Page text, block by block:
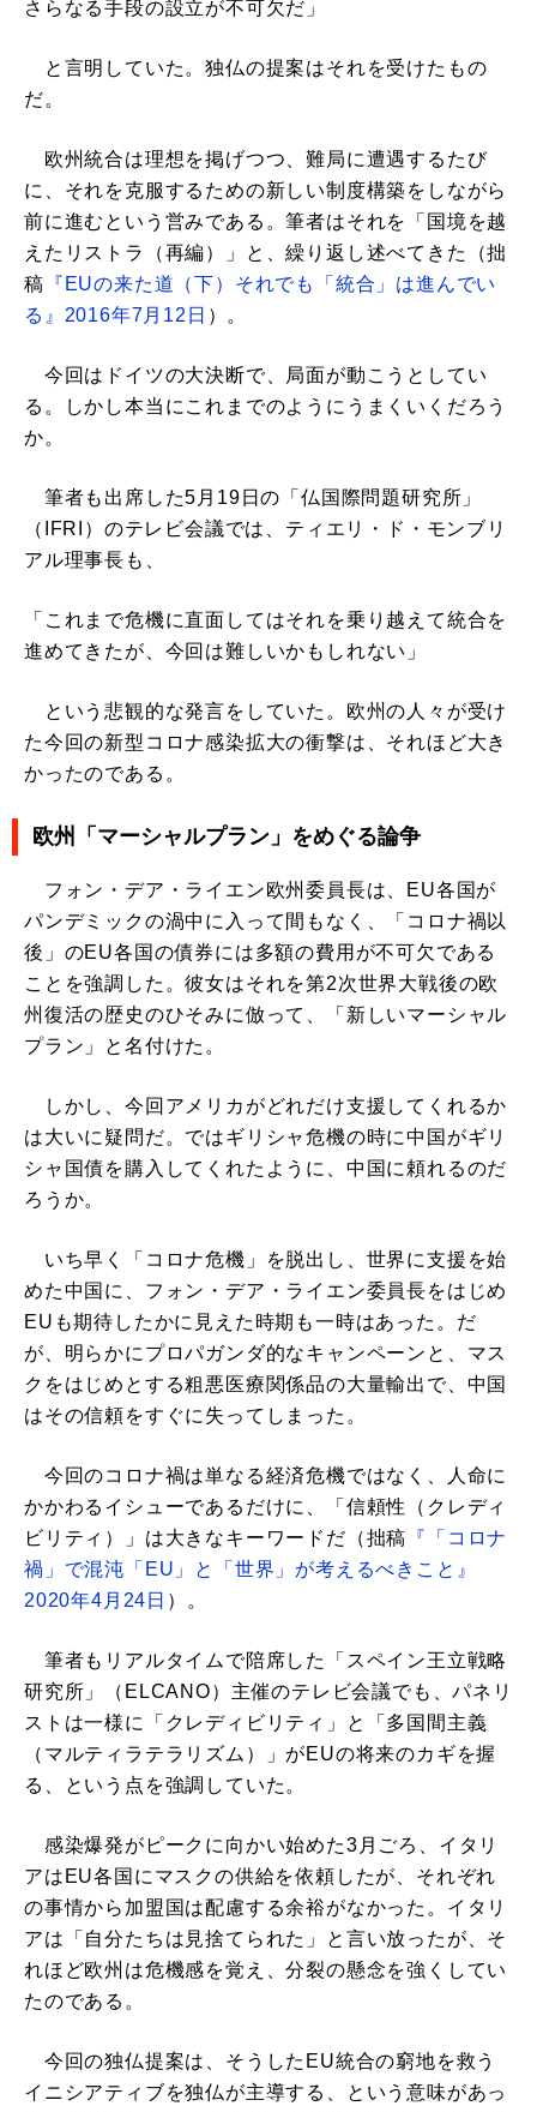
さらなる手段の設立が不可欠だ」
と言明していた。独仏の提案はそれを受けたもの
だ。
欧州統合は理想を掲げつつ、難局に遭遇するたび
に、それを克服するための新しい制度構築をしながら
前に進むという営みである。筆者はそれを「国境を越
えたリストラ（再編）」と、繰り返し述べてきた（拙
稿 『EUの来た道（下）それでも「統合」は進んでい
る』2016年7月12日 ）。
今回はドイツの大決断で、局面が動こうとしてい
る。しかし本当にこれまでのようにうまくいくだろう
か。
筆者も出席した5月19日の「仏国際問題研究所」
（IFRI）のテレビ会議では、ティエリ・ド・モンブリ
アル理事長も、
「これまで危機に直面してはそれを乗り越えて統合を
進めてきたが、今回は難しいかもしれない」
という悲観的な発言をしていた。欧州の人々が受け
た今回の新型コロナ感染拡大の衝撃は、それほど大き
かったのである。
欧州「マーシャルプラン」をめぐる論争
フォン・デア・ライエン欧州委員長は、EU各国が
パンデミックの渦中に入って間もなく、「コロナ禍以
後」のEU各国の債券には多額の費用が不可欠である
ことを強調した。彼女はそれを第2次世界大戦後の欧
州復活の歴史のひそみに倣って、「新しいマーシャル
プラン」と名付けた。
しかし、今回アメリカがどれだけ支援してくれるか
は大いに疑問だ。ではギリシャ危機の時に中国がギリ
シャ国債を購入してくれたように、中国に頼れるのだ
ろうか。
いち早く「コロナ危機」を脱出し、世界に支援を始
めた中国に、フォン・デア・ライエン委員長をはじめ
EUも期待したかに見えた時期も一時はあった。だ
が、明らかにプロパガンダ的なキャンペーンと、マス
クをはじめとする粗悪医療関係品の大量輸出で、中国
はその信頼をすぐに失ってしまった。
今回のコロナ禍は単なる経済危機ではなく、人命に
かかわるイシューであるだけに、「信頼性（クレディ
ビリティ）」は大きなキーワードだ（拙稿 『「コロナ
禍」で混沌「EU」と「世界」が考えるべきこと』
2020年4月24日 ）。
筆者もリアルタイムで陪席した「スペイン王立戦略
研究所」（ELCANO）主催のテレビ会議でも、パネリ
ストは一様に「クレディビリティ」と「多国間主義
（マルティラテラリズム）」がEUの将来のカギを握
る、という点を強調していた。
感染爆発がピークに向かい始めた3月ごろ、イタリ
アはEU各国にマスクの供給を依頼したが、それぞれ
の事情から加盟国は配慮する余裕がなかった。イタリ
アは「自分たちは見捨てられた」と言い放ったが、そ
れほど欧州は危機感を覚え、分裂の懸念を強くしてい
たのである。
今回の独仏提案は、そうしたEU統合の窮地を救う
イニシアティブを独仏が主導する、という意味があっ